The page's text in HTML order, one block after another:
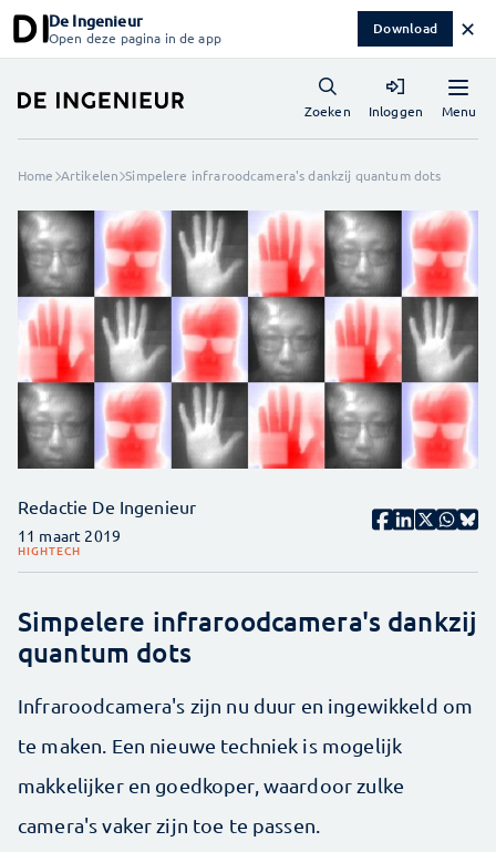
De Ingenieur
Open deze pagina in de app Download ✕
Menu
Zoeken Inloggen
Home Artikelen Simpelere infraroodcamera's dankzij quantum dots
Redactie De Ingenieur
11 maart 2019
HIGHTECH
Simpelere infraroodcamera's dankzij
quantum dots
Infraroodcamera's zijn nu duur en ingewikkeld om
te maken. Een nieuwe techniek is mogelijk
makkelijker en goedkoper, waardoor zulke
camera's vaker zijn toe te passen.